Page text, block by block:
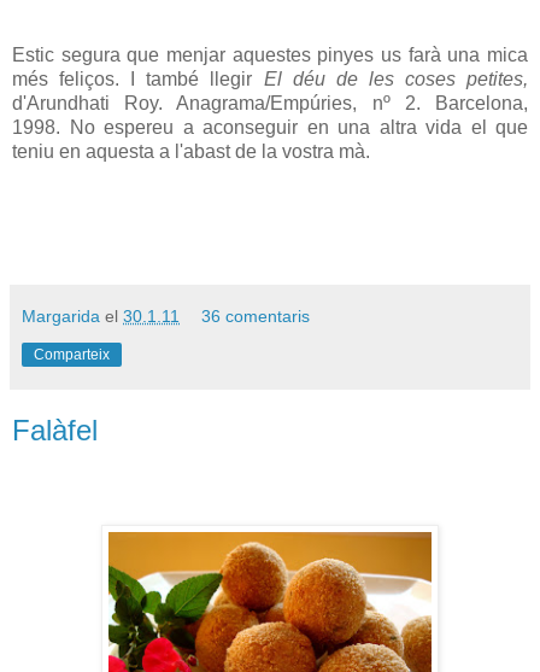
Estic segura que menjar aquestes pinyes us farà una mica
més feliços. I també llegir El déu de les coses petites,
d'Arundhati Roy. Anagrama/Empúries, nº 2. Barcelona,
1998. No espereu a aconseguir en una altra vida el que
teniu en aquesta a l'abast de la vostra mà.
Margarida el 30.1.11 36 comentaris
Comparteix
Falàfel